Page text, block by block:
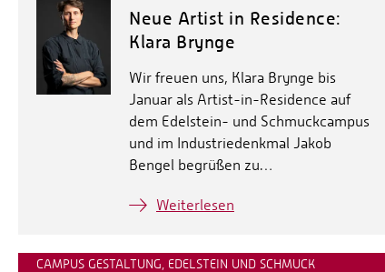
Neue Artist in Residence:
Klara Brynge
Wir freuen uns, Klara Brynge bis
Januar als Artist-in-Residence auf
dem Edelstein- und Schmuckcampus
und im Industriedenkmal Jakob
Bengel begrüßen zu…
Weiterlesen
CAMPUS GESTALTUNG, EDELSTEIN UND SCHMUCK